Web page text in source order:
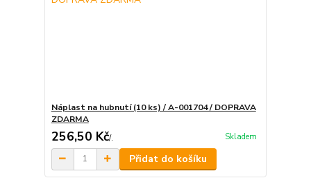
Náplast na hubnutí (10 ks) / A-001704 / DOPRAVA
ZDARMA
256,50 Kč/. Skladem
Přidat do košíku